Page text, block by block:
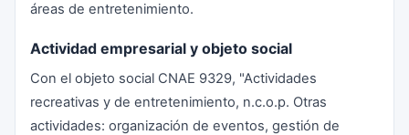
áreas de entretenimiento.
Actividad empresarial y objeto social
Con el objeto social CNAE 9329, "Actividades
recreativas y de entretenimiento, n.c.o.p. Otras
actividades: organización de eventos, gestión de